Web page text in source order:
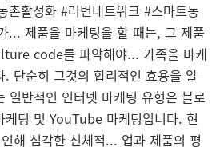
촌활성화 #러번네트워크 #스마트농
... 제품을 마케팅을 할 때는, 그 제품
code를 파악해야... 가족을 마케
. 단순히 그것의 합리적인 효용을 알
일반적인 인터넷 마케팅 유형은 블로
팅 및 YouTube 마케팅입니다. 현
해 심각한 신체적... 업과 제품의 평